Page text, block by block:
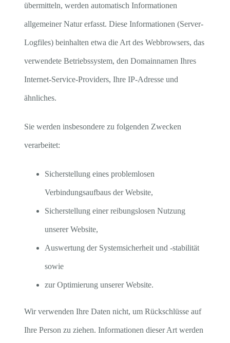
übermitteln, werden automatisch Informationen
allgemeiner Natur erfasst. Diese Informationen (Server-
Logfiles) beinhalten etwa die Art des Webbrowsers, das
verwendete Betriebssystem, den Domainnamen Ihres
Internet-Service-Providers, Ihre IP-Adresse und
ähnliches.
Sie werden insbesondere zu folgenden Zwecken
verarbeitet:
Sicherstellung eines problemlosen
Verbindungsaufbaus der Website,
Sicherstellung einer reibungslosen Nutzung
unserer Website,
Auswertung der Systemsicherheit und -stabilität
sowie
zur Optimierung unserer Website.
Wir verwenden Ihre Daten nicht, um Rückschlüsse auf
Ihre Person zu ziehen. Informationen dieser Art werden